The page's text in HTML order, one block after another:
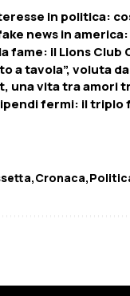
in politica:
news in
fame: il Lions
a tavola”, voluta
una vita tra amori
fermi: il triplo
Cronaca